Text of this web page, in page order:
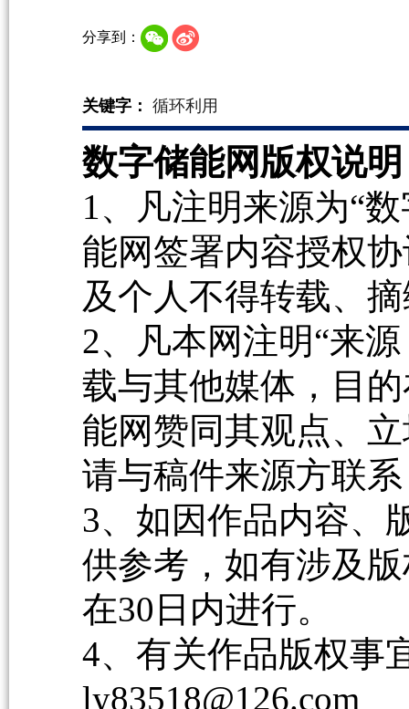
分享到：
关键字： 循环利用
数字储能网版权说
1、凡注明来源为“
能网签署内容授权
及个人不得转载、
2、凡本网注明“来
载与其他媒体，目
能网赞同其观点、
请与稿件来源方联
3、如因作品内容、
供参考，如有涉及
在30日内进行。
4、有关作品版权事
ly83518@126.com